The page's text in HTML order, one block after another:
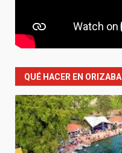
QUÉ HACER EN ORIZABA